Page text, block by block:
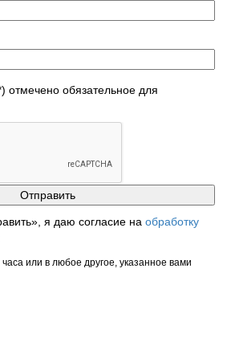
отмечено обязательное для
я даю согласие на обработку
или в любое другое, указанное вами